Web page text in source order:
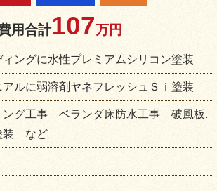
用合計107万円
ィングに水性プレミアムシリコン塗装
アルに弱溶剤ヤネフレッシュＳｉ塗装
ング工事 ベランダ床防水工事 破風板.
装 など